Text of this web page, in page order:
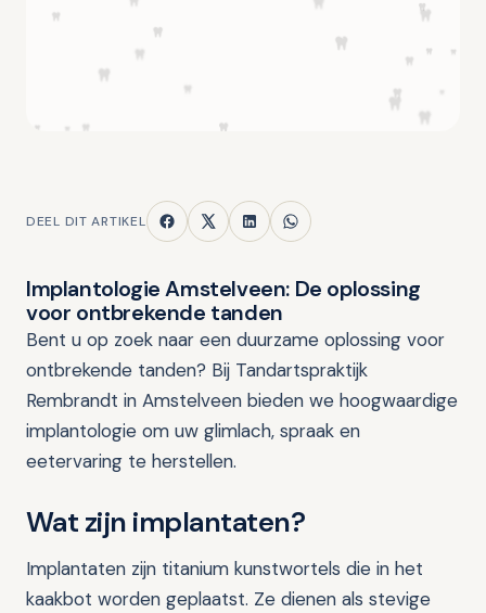
DEEL DIT ARTIKEL
Implantologie Amstelveen: De oplossing
voor ontbrekende tanden
Bent u op zoek naar een duurzame oplossing voor
ontbrekende tanden? Bij Tandartspraktijk
Rembrandt in Amstelveen bieden we hoogwaardige
implantologie om uw glimlach, spraak en
eetervaring te herstellen.
Wat zijn implantaten?
Implantaten zijn titanium kunstwortels die in het
kaakbot worden geplaatst. Ze dienen als stevige